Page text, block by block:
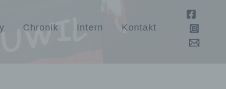
Chronik Intern Kontakt